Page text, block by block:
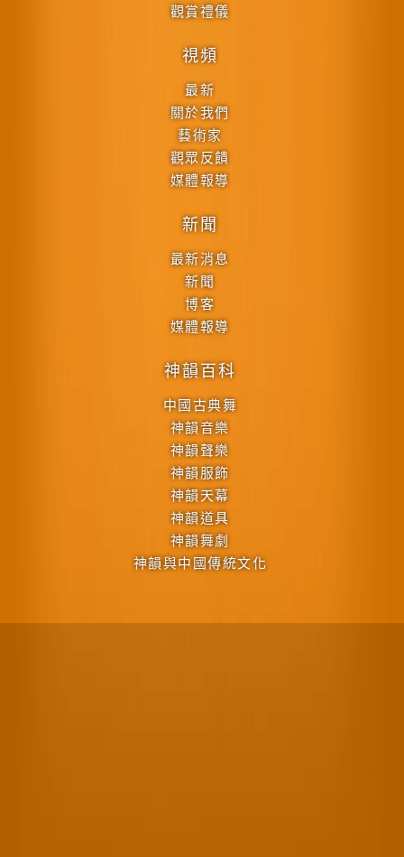
觀賞禮儀
視頻
最新
關於我們
藝術家
觀眾反饋
媒體報導
新聞
最新消息
新聞
博客
媒體報導
神韻百科
中國古典舞
神韻音樂
神韻聲樂
神韻服飾
神韻天幕
神韻道具
神韻舞劇
神韻與中國傳統文化